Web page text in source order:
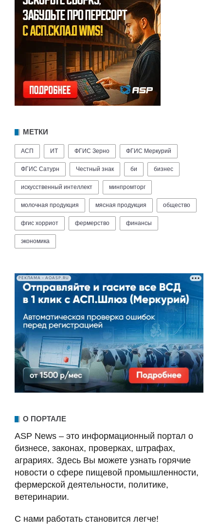
МЕТКИ
АСП ИТ ФГИС Зерно ФГИС Меркурий
ФГИС Сатурн Честный знак би бизнес
искусственный интеллект минпромторг
молочная продукция мясная продукция общество
фгис хорриот фермерство финансы
экономика
РЕКЛАМА • AOASP.RU
О ПОРТАЛЕ
ASP News – это информационный портал о
бизнесе, законах, проверках, штрафах,
аграриях. Здесь Вы можете узнать горячие
новости о сфере пищевой промышленности,
фермерской деятельности, политике,
ветеринарии.
С нами работать становится легче!